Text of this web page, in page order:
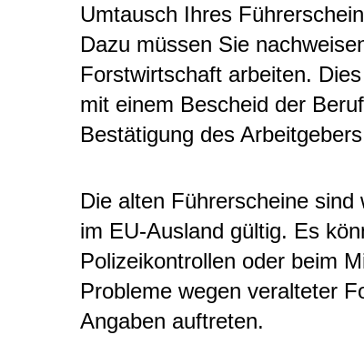
Umtausch Ihres
Dazu müssen Sie
Forstwirtschaft arbeiten.
mit einem Bescheid der
Bestätigung des
Die alten Führerscheine
im EU-Ausland gültig. Es
Polizeikontrollen oder beim
Probleme wegen veralteter
Angaben auftreten.